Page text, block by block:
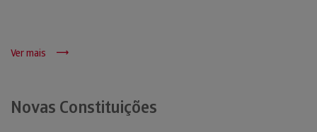
Ver mais
Novas Constituições